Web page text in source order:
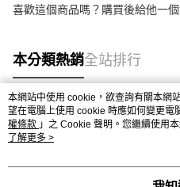
喜歡這個商品嗎？購買後給他一
本分類熱銷全站排行
熱門標籤
本網站中使用 cookie，欲查詢有關本網
望在電腦上使用 cookie 時應如何變更電
權條款 」之 Cookie 聲明。您繼續使用
用條款之 Cookie 聲明使用 cookie。
了解更多 >